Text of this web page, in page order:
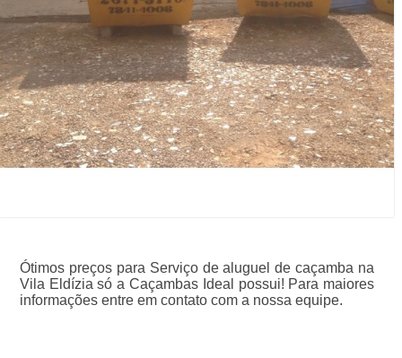
Ótimos preços para Serviço de aluguel de caçamba na
Vila Eldízia só a Caçambas Ideal possui! Para maiores
informações entre em contato com a nossa equipe.